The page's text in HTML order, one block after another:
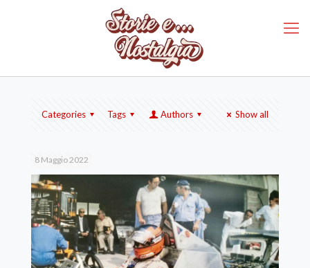
Categories Tags Authors Show all
8 Maggio 2022